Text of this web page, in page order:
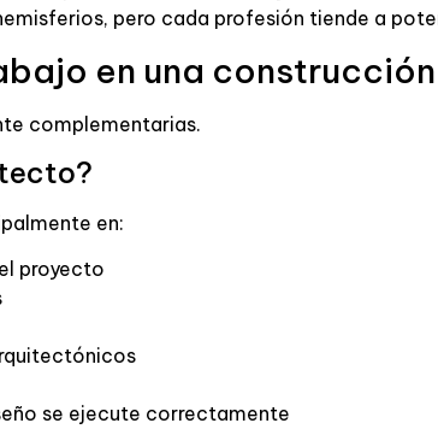
pero cada profesión tiende a
en una construcción
complementarias.
en:
proyecto
se ejecute correctamente